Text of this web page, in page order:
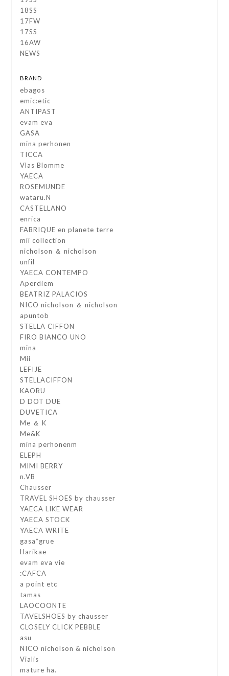
18SS
17FW
17SS
16AW
NEWS
BRAND
ebagos
emic:etic
ANTIPAST
evam eva
GASA
mina perhonen
TICCA
Vlas Blomme
YAECA
ROSEMUNDE
wataru.N
CASTELLANO
enrica
FABRIQUE en planete terre
mii collection
nicholson ＆ nicholson
unfil
YAECA CONTEMPO
Aperdiem
BEATRIZ PALACIOS
NICO nicholson ＆ nicholson
apuntob
STELLA CIFFON
FIRO BIANCO UNO
mina
Mii
LEFIJE
STELLACIFFON
KAORU
D DOT DUE
DUVETICA
Me ＆ K
Me&K
mina perhonenm
ELEPH
MIMI BERRY
n.VB
Chausser
TRAVEL SHOES by chausser
YAECA LIKE WEAR
YAECA STOCK
YAECA WRITE
gasa*grue
Harikae
evam eva vie
:CAFCA
a point etc
tamas
LAOCOONTE
TAVELSHOES by chausser
CLOSELY CLICK PEBBLE
asu
NICO nicholson & nicholson
Vialis
mature ha.